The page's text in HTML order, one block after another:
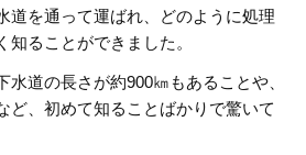
道を通って運ばれ、どのように処理
知ることができました。
道の長さが約900㎞もあることや、
ど、初めて知ることばかりで驚いて